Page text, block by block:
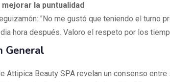
la puntualidad
"No me gustó que teniendo el turno
hora después. Valoro el respeto por los
General
Attipica Beauty SPA revelan un consenso